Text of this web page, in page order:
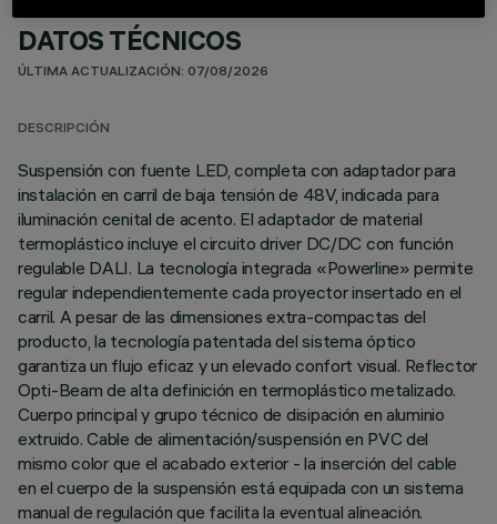
DATOS TÉCNICOS
ÚLTIMA ACTUALIZACIÓN: 07/08/2026
DESCRIPCIÓN
Suspensión con fuente LED, completa con adaptador para
instalación en carril de baja tensión de 48V, indicada para
iluminación cenital de acento. El adaptador de material
termoplástico incluye el circuito driver DC/DC con función
regulable DALI. La tecnología integrada «Powerline» permite
regular independientemente cada proyector insertado en el
carril. A pesar de las dimensiones extra-compactas del
producto, la tecnología patentada del sistema óptico
garantiza un flujo eficaz y un elevado confort visual. Reflector
Opti-Beam de alta definición en termoplástico metalizado.
Cuerpo principal y grupo técnico de disipación en aluminio
extruido. Cable de alimentación/suspensión en PVC del
mismo color que el acabado exterior - la inserción del cable
en el cuerpo de la suspensión está equipada con un sistema
manual de regulación que facilita la eventual alineación.